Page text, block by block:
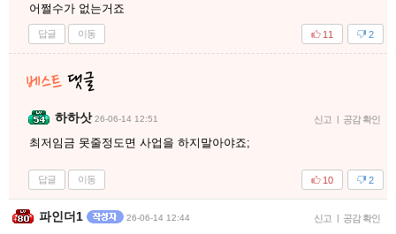
어쩔수가 없는거죠
답글 이동 2
11
하하삿 26-06-14 12:51 신고 공감 확인
최저임금 못줄정도면 사업을 하지말아야죠;
답글 이동 2
10
파인더1 26-06-14 12:44 신고 공감 확인